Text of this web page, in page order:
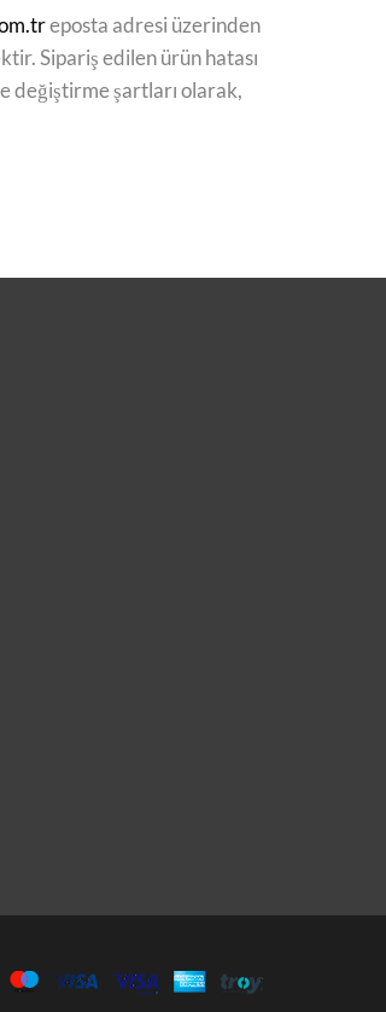
eposta adresi üzerinden
Sipariş edilen ürün hatası
değiştirme şartları olarak,